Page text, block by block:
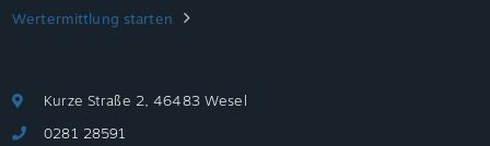
Wertermittlung starten
Kurze Straße 2, 46483 Wesel
0281 28591